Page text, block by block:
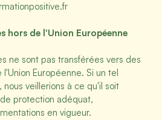
hors de l'Union Européenne
ne sont pas transférées vers des
Européenne. Si un tel
veillerions à ce qu'il soit
protection adéquat,
en vigueur.